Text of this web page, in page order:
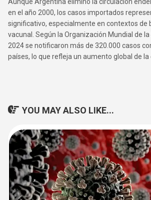
en el año 2000, los casos importados
significativo, especialmente en contextos de
vacunal. Según la Organización Mundial de la
2024 se notificaron más de 320.000 casos
países, lo que refleja un aumento global de la
YOU MAY ALSO LIKE...